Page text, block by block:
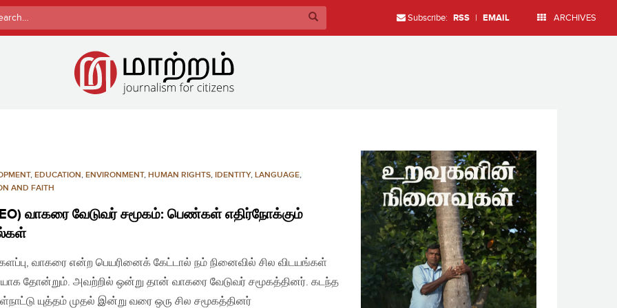
Subscribe: RSS | EMAIL ARCHIVES
, EDUCATION, ENVIRONMENT, HUMAN RIGHTS, IDENTITY, LANGUAGE,
AND FAITH
வாகரை வேடுவர் சமூகம்: பெண்கள் எதிர்நோக்கும்
வாகரை என்ற பெயரினைக் கேட்டால் நம் நினைவில் சில விடயங்கள்
தோன்றும். அவற்றில் ஒன்று தான் வாகரை வேடுவர் சமூகத்தினர். கடந்த
யுத்தம் முதல் இன்று வரை ஒரு சில சமூகத்தினர்